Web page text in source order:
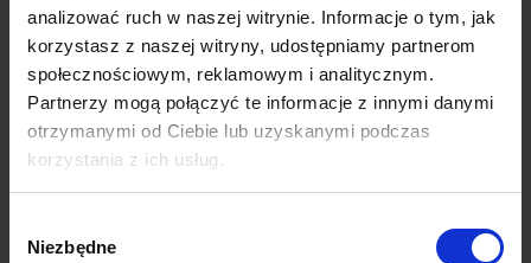
analizować ruch w naszej witrynie. Informacje o tym, jak
korzystasz z naszej witryny, udostępniamy partnerom
społecznościowym, reklamowym i analitycznym.
Partnerzy mogą połączyć te informacje z innymi danymi
otrzymanymi od Ciebie lub uzyskanymi podczas
korzystania z ich usług.
Polityki Prywatności Google
zgody
Niezbędne
Mechanika gry na stronach WWW i
w aplikacjach mobilnych